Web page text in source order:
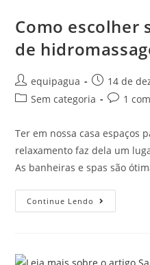
Como escolher
de
equipagua
14 de
Sem categoria
1
Ter em nossa casa espaços
relaxamento faz dela um
As banheiras e spas são
Continue Lendo